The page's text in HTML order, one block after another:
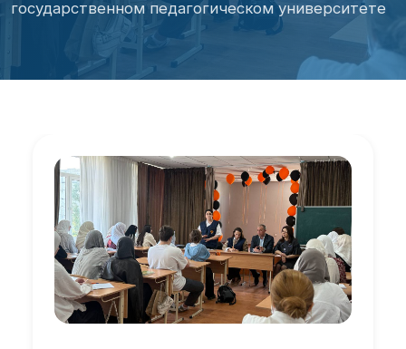
государственном педагогическом университете